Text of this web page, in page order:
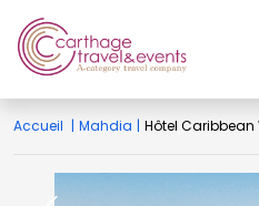
Accueil | Mahdia | Hôtel